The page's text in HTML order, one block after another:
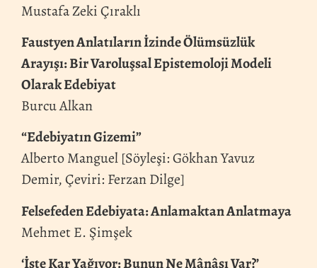
Mustafa Zeki Çıraklı
Faustyen Anlatıların İzinde Ölümsüzlük
Arayışı: Bir Varoluşsal Epistemoloji Modeli
Olarak Edebiyat
Burcu Alkan
“Edebiyatın Gizemi”
Alberto Manguel [Söyleşi: Gökhan Yavuz
Demir, Çeviri: Ferzan Dilge]
Felsefeden Edebiyata: Anlamaktan Anlatmaya
Mehmet E. Şimşek
‘İşte Kar Yağıyor: Bunun Ne Mânâsı Var?’